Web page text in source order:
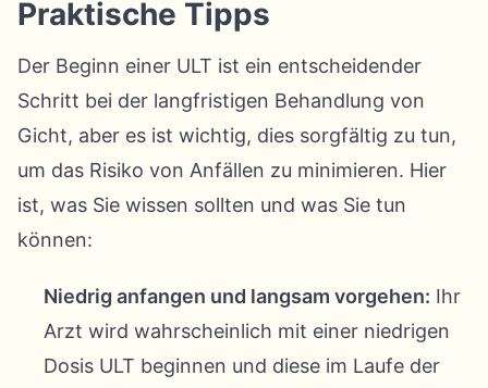
Praktische Tipps
Der Beginn einer ULT ist ein entscheidender
Schritt bei der langfristigen Behandlung von
Gicht, aber es ist wichtig, dies sorgfältig zu tun,
um das Risiko von Anfällen zu minimieren. Hier
ist, was Sie wissen sollten und was Sie tun
können:
Niedrig anfangen und langsam vorgehen: Ihr
Arzt wird wahrscheinlich mit einer niedrigen
Dosis ULT beginnen und diese im Laufe der